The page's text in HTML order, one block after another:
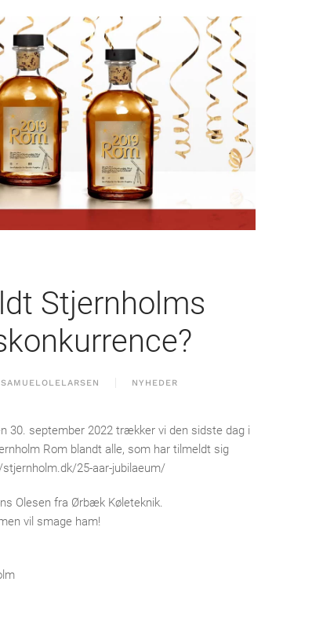
Stjernholms
SAMUELOLELARSEN NYHEDER
30. september 2022 trækker vi den sidste dag i
Rom blandt alle, som har tilmeldt sig
25-aar-jubilaeum/
Olesen fra Ørbæk Køleteknik.
vil smage ham!